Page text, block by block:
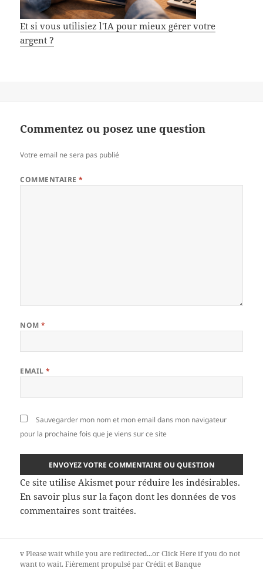
Et si vous utilisiez l'IA pour mieux gérer votre
argent ?
Commentez ou posez une question
Votre email ne sera pas publié
COMMENTAIRE*
NOM*
EMAIL*
Sauvegarder mon nom et mon email dans mon navigateur
pour la prochaine fois que je viens sur ce site
Ce site utilise Akismet pour réduire les indésirables.
En savoir plus sur la façon dont les données de vos
commentaires sont traitées.
vPlease wait while you are redirected...orClick Hereif you do not
want to wait.Fièrement propulsé par Crédit et Banque